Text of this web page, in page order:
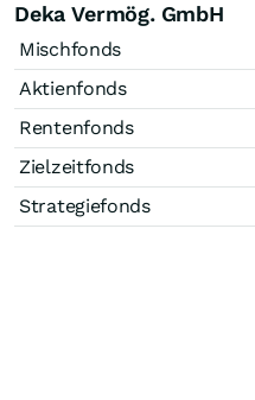
Deka Vermög. GmbH
Mischfonds
Aktienfonds
Rentenfonds
Zielzeitfonds
Strategiefonds